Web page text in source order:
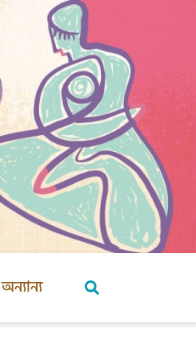
অন্যান্য